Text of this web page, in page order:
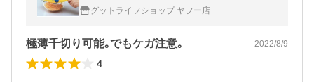
グットライフショップ ヤフー店
極薄千切り可能｡でもケガ注意｡ 2022/8/9
4